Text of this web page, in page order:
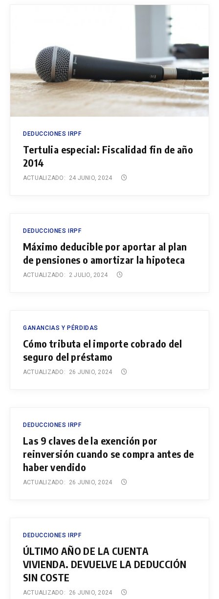
DEDUCCIONES IRPF
Tertulia especial: Fiscalidad fin de año
2014
ACTUALIZADO: 24 JUNIO, 2024
DEDUCCIONES IRPF
Máximo deducible por aportar al plan
de pensiones o amortizar la hipoteca
ACTUALIZADO: 2 JULIO, 2024
GANANCIAS Y PÉRDIDAS
Cómo tributa el importe cobrado del
seguro del préstamo
ACTUALIZADO: 26 JUNIO, 2024
DEDUCCIONES IRPF
Las 9 claves de la exención por
reinversión cuando se compra antes de
haber vendido
ACTUALIZADO: 26 JUNIO, 2024
DEDUCCIONES IRPF
ÚLTIMO AÑO DE LA CUENTA
VIVIENDA. DEVUELVE LA DEDUCCIÓN
SIN COSTE
ACTUALIZADO: 26 JUNIO, 2024